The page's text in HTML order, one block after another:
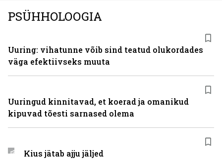
PSÜHHOLOOGIA
Uuring: vihatunne võib sind teatud olukordades
väga efektiivseks muuta
Uuringud kinnitavad, et koerad ja omanikud
kipuvad tõesti sarnased olema
Kius jätab ajju jäljed